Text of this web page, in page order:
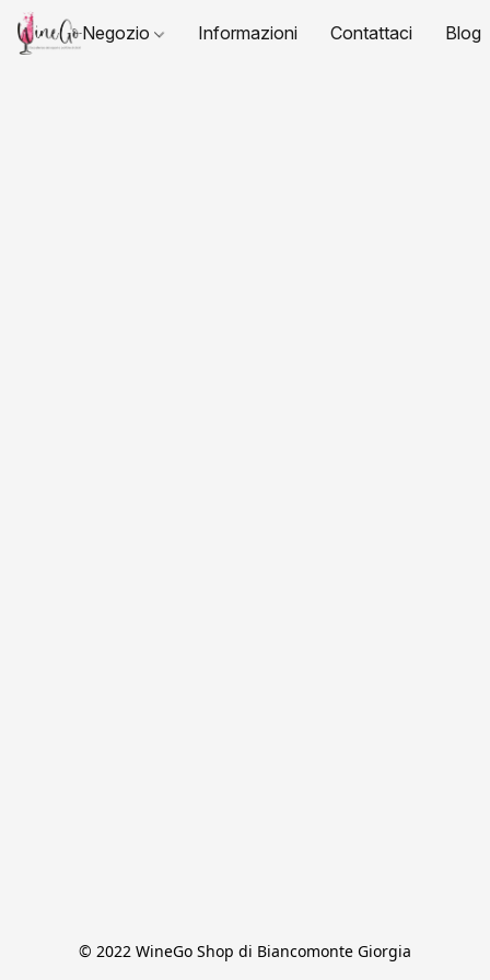
Negozio Informazioni Contattaci Blog
© 2022 WineGo Shop di Biancomonte Giorgia